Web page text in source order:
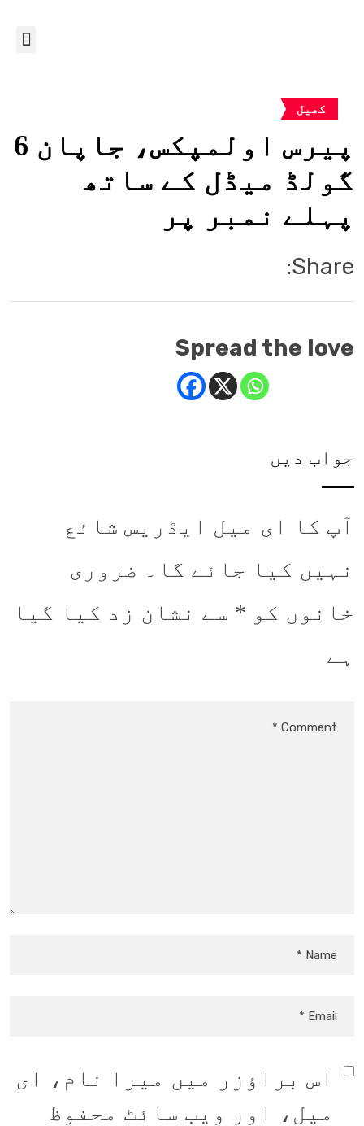
کھیل
پیرس اولمپکس، جاپان 6
گولڈ میڈل کے ساتھ
پہلے نمبر پر
Share:
Spread the love
جواب دیں
آپ کا ای میل ایڈریس شائع
نہیں کیا جائے گا۔ ضروری
خانوں کو * سے نشان زد کیا گیا
ہے
اس براؤزر میں میرا نام، ای
میل، اور ویب سائٹ محفوظ